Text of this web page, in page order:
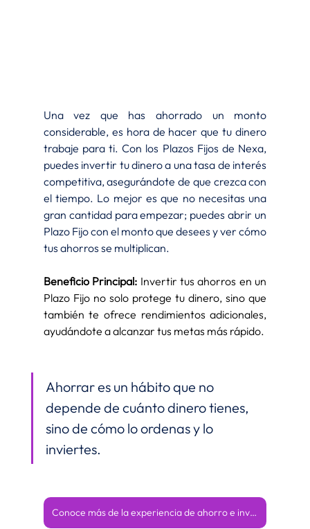
Una vez que has ahorrado un monto
considerable, es hora de hacer que tu dinero
trabaje para ti. Con los Plazos Fijos de Nexa,
puedes invertir tu dinero a una tasa de interés
competitiva, asegurándote de que crezca con
el tiempo. Lo mejor es que no necesitas una
gran cantidad para empezar; puedes abrir un
Plazo Fijo con el monto que desees y ver cómo
tus ahorros se multiplican.
Beneficio Principal: Invertir tus ahorros en un
Plazo Fijo no solo protege tu dinero, sino que
también te ofrece rendimientos adicionales,
ayudándote a alcanzar tus metas más rápido.
Ahorrar es un hábito que no
depende de cuánto dinero tienes,
sino de cómo lo ordenas y lo
inviertes.
Conoce más de la experiencia de ahorro e inversión con Nexa